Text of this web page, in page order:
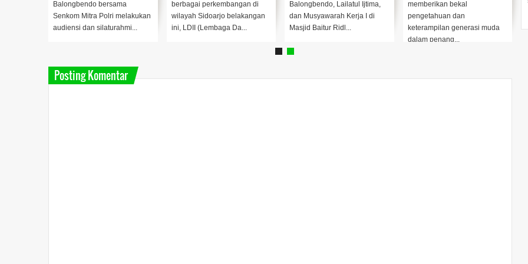
Balongbendo bersama
Senkom Mitra Polri melakukan
audiensi dan silaturahmi...
berbagai perkembangan di
wilayah Sidoarjo belakangan
ini, LDII (Lembaga Da...
Balongbendo, Lailatul Ijtima,
dan Musyawarah Kerja I di
Masjid Baitur Ridl...
memberikan bekal
pengetahuan dan
keterampilan generasi muda
dalam penang...
Posting Komentar